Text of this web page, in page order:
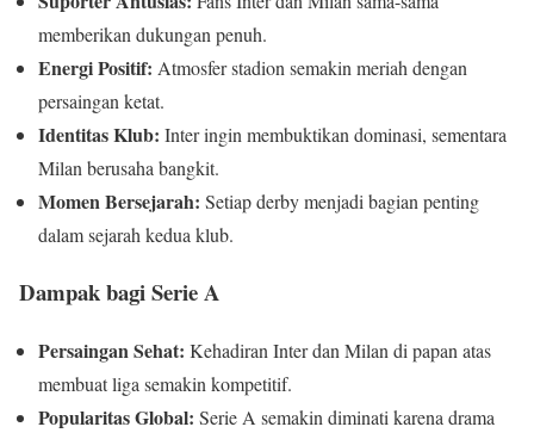
memberikan dukungan penuh.
Energi Positif: Atmosfer stadion semakin meriah dengan
persaingan ketat.
Identitas Klub: Inter ingin membuktikan dominasi, sementara
Milan berusaha bangkit.
Momen Bersejarah: Setiap derby menjadi bagian penting
dalam sejarah kedua klub.
Dampak bagi Serie A
Persaingan Sehat: Kehadiran Inter dan Milan di papan atas
membuat liga semakin kompetitif.
Popularitas Global: Serie A semakin diminati karena drama